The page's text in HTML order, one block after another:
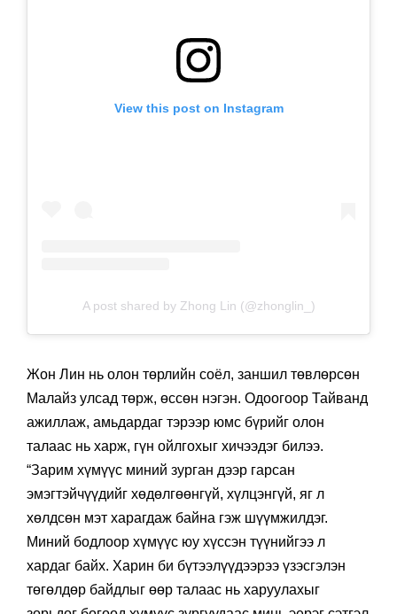
View this post on Instagram
A post shared by Zhong Lin (@zhonglin_)
Жон Лин нь олон төрлийн соёл, заншил төвлөрсөн
Малайз улсад төрж, өссөн нэгэн. Одоогоор Тайванд
ажиллаж, амьдардаг тэрээр юмс бүрийг олон
талаас нь харж, гүн ойлгохыг хичээдэг билээ.
“Зарим хүмүүс миний зурган дээр гарсан
эмэгтэйчүүдийг хөдөлгөөнгүй, хүлцэнгүй, яг л
хөлдсөн мэт харагдаж байна гэж шүүмжилдэг.
Миний бодлоор хүмүүс юу хүссэн түүнийгээ л
хардаг байх. Харин би бүтээлүүдээрээ үзэсгэлэн
төгөлдөр байдлыг өөр талаас нь харуулахыг